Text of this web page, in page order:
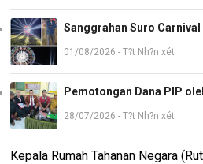
Sanggrahan Suro Carnival
01/08/2026 - T?t Nh?n xét
Pemotongan Dana PIP
28/07/2026 - T?t Nh?n xét
Kepala Rumah Tahanan Negara